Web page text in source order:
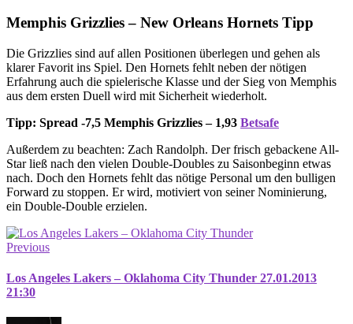
Memphis Grizzlies – New Orleans Hornets Tipp
Die Grizzlies sind auf allen Positionen überlegen und gehen als
klarer Favorit ins Spiel. Den Hornets fehlt neben der nötigen
Erfahrung auch die spielerische Klasse und der Sieg von Memphis
aus dem ersten Duell wird mit Sicherheit wiederholt.
Tipp: Spread -7,5 Memphis Grizzlies – 1,93 Betsafe
Außerdem zu beachten: Zach Randolph. Der frisch gebackene All-
Star ließ nach den vielen Double-Doubles zu Saisonbeginn etwas
nach. Doch den Hornets fehlt das nötige Personal um den bulligen
Forward zu stoppen. Er wird, motiviert von seiner Nominierung,
ein Double-Double erzielen.
Previous
Los Angeles Lakers – Oklahoma City Thunder 27.01.2013
21:30